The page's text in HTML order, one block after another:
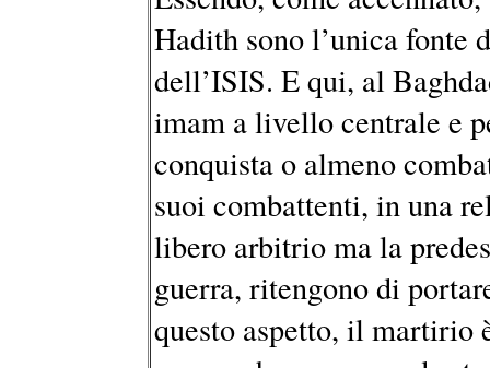
Hadith sono l’unica fonte
dell’ISIS. E qui, al
imam a livello centrale e
conquista o almeno
suoi combattenti, in una
libero arbitrio ma la
guerra, ritengono di
questo aspetto, il martirio